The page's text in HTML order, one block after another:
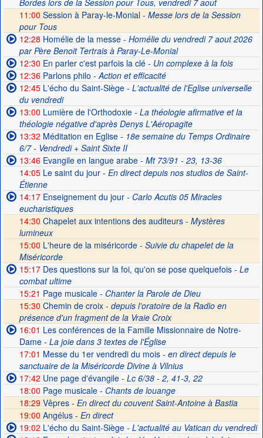
Bordes lors de la Session pour Tous, vendredi 7 aout
11:00 Session à Paray-le-Monial - Messe lors de la Session
pour Tous
12:28 Homélie de la messe- Homélie du vendredi 7 aout 2026
par Père Benoit Tertrais à Paray-Le-Monial
12:30 En parler c'est parfois la clé- Un complexe à la fois
12:36Parlons philo - Action et efficacité
12:45L'écho du Saint-Siège- L'actualité de l'Eglise universelle
du vendredi
13:00 Lumière de l'Orthodoxie- La théologie afirmative et la
théologie négative d'après Denys L'Aéropagite
13:32 Méditation en Eglise- 18e semaine du Temps Ordinaire
6/7 - Vendredi + Saint Sixte II
13:46Evangile en langue arabe- Mt 73/91 - 23, 13-36
14:05Le saint du jour- En direct depuis nos studios de Saint-
Étienne
14:17Enseignement du jour- Carlo Acutis 05 Miracles
eucharistiques
14:30 Chapelet aux intentions des auditeurs - Mystères
lumineux
15:00 L'heure de la miséricorde - Suivie du chapelet de la
Miséricorde
15:17Des questions sur la foi, qu'on se pose quelquefois- Le
combat ultime
15:21 Page musicale- Chanter la Parole de Dieu
15:30 Chemin de croix - depuis l'oratoire de la Radio en
présence d'un fragment de la Vraie Croix
16:01 Les conférences de la Famille Missionnaire de Notre-
Dame- La joie dans 3 textes de l'Église
17:01 Messe du 1er vendredi du mois- en direct depuis le
sanctuaire de la Miséricorde Divine à Vilnius
17:42 Une page d'évangile- Lc 6/38 - 2, 41-3, 22
18:00 Page musicale- Chants de louange
18:29 Vêpres - En direct du couvent Saint-Antoine à Bastia
19:00 Angélus - En direct
19:02 L'écho du Saint-Siège- L'actualité au Vatican du vendredi